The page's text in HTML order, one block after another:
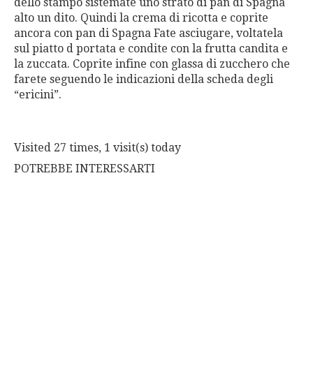
alto un dito. Quindi la crema di ricotta e coprite
ancora con pan di Spagna Fate asciugare, voltatela
sul piatto d portata e condite con la frutta candita e
la zuccata. Coprite infine con glassa di zucchero che
farete seguendo le indicazioni della scheda degli
“ericini”.
Visited 27 times, 1 visit(s) today
POTREBBE INTERESSARTI